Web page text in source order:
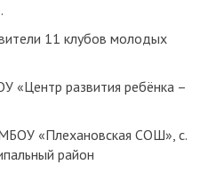
11 клубов молодых
«Центр развития ребёнка –
МБОУ «Плехановская СОШ», с.
район